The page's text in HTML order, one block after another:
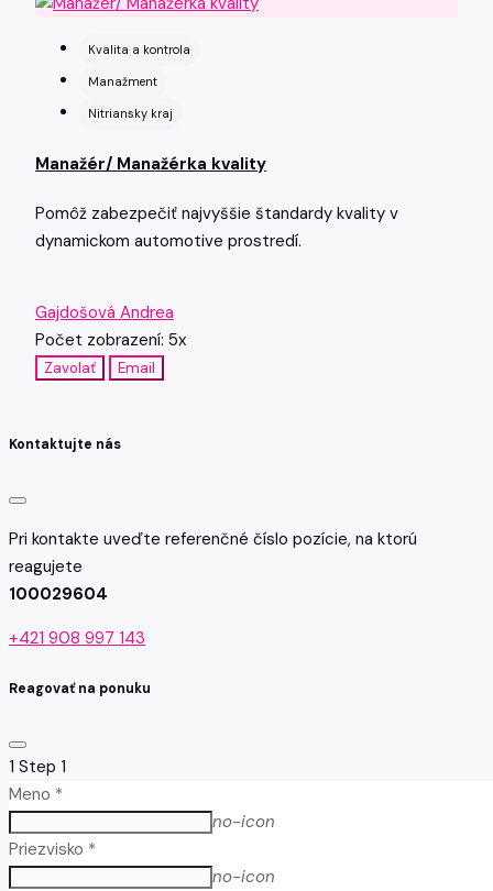
Kvalita a kontrola
Manažment
Nitriansky kraj
Manažér/ Manažérka kvality
Pomôž zabezpečiť najvyššie štandardy kvality v
dynamickom automotive prostredí.
Gajdošová Andrea
Počet zobrazení: 5x
Zavolať Email
Kontaktujte nás
Pri kontakte uveďte referenčné číslo pozície, na ktorú
reagujete
100029604
+421 908 997 143
Reagovať na ponuku
1 Step 1
Meno *
no-icon
Priezvisko *
no-icon